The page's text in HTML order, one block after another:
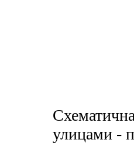
улицами -